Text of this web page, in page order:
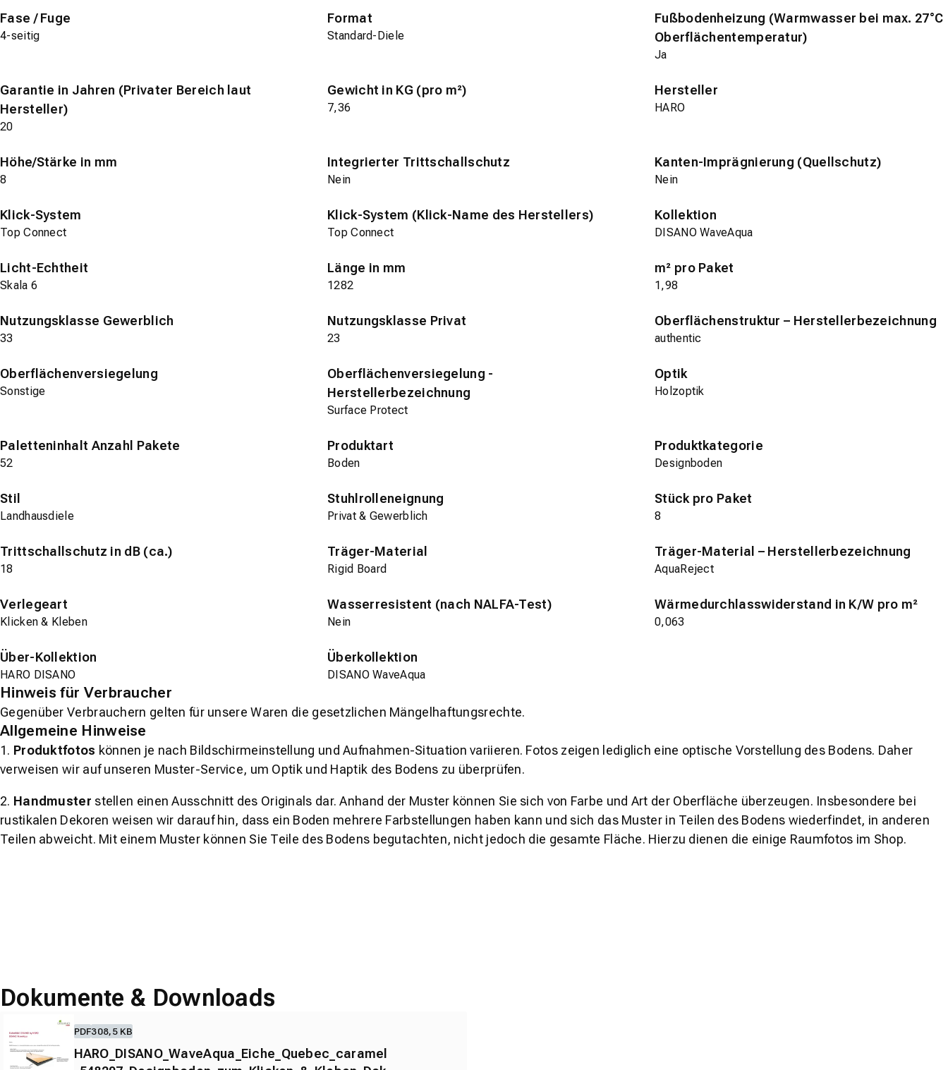
Fase / Fuge
4-seitig
Format
Standard-Diele
Fußbodenheizung (Warmwasser bei max. 27°C
Oberflächentemperatur)
Ja
Garantie in Jahren (Privater Bereich laut
Hersteller)
20
Gewicht in KG (pro m²)
7,36
Hersteller
HARO
Höhe/Stärke in mm
8
Integrierter Trittschallschutz
Nein
Kanten-Imprägnierung (Quellschutz)
Nein
Klick-System
Top Connect
Klick-System (Klick-Name des Herstellers)
Top Connect
Kollektion
DISANO WaveAqua
Licht-Echtheit
Skala 6
Länge in mm
1282
m² pro Paket
1,98
Nutzungsklasse Gewerblich
33
Nutzungsklasse Privat
23
Oberflächenstruktur – Herstellerbezeichnung
authentic
Oberflächenversiegelung
Sonstige
Oberflächenversiegelung -
Herstellerbezeichnung
Surface Protect
Optik
Holzoptik
Paletteninhalt Anzahl Pakete
52
Produktart
Boden
Produktkategorie
Designboden
Stil
Landhausdiele
Stuhlrolleneignung
Privat & Gewerblich
Stück pro Paket
8
Trittschallschutz in dB (ca.)
18
Träger-Material
Rigid Board
Träger-Material – Herstellerbezeichnung
AquaReject
Verlegeart
Klicken & Kleben
Wasserresistent (nach NALFA-Test)
Nein
Wärmedurchlasswiderstand in K/W pro m²
0,063
Über-Kollektion
HARO DISANO
Überkollektion
DISANO WaveAqua
Hinweis für Verbraucher
Gegenüber Verbrauchern gelten für unsere Waren die gesetzlichen Mängelhaftungsrechte.
Allgemeine Hinweise
1. Produktfotos können je nach Bildschirmeinstellung und Aufnahmen-Situation variieren. Fotos zeigen lediglich eine optische Vorstellung des Bodens. Daher
verweisen wir auf unseren Muster-Service, um Optik und Haptik des Bodens zu überprüfen.
2. Handmuster stellen einen Ausschnitt des Originals dar. Anhand der Muster können Sie sich von Farbe und Art der Oberfläche überzeugen. Insbesondere bei
rustikalen Dekoren weisen wir darauf hin, dass ein Boden mehrere Farbstellungen haben kann und sich das Muster in Teilen des Bodens wiederfindet, in anderen
Teilen abweicht. Mit einem Muster können Sie Teile des Bodens begutachten, nicht jedoch die gesamte Fläche. Hierzu dienen die einige Raumfotos im Shop.
Dokumente & Downloads
PDF308,5 KB
HARO_DISANO_WaveAqua_Eiche_Quebec_caramel